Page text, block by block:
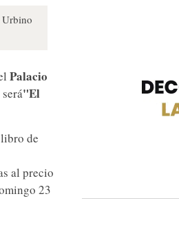
Urbino
Palacio
"El
de
al precio
23